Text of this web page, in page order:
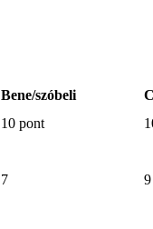
Bene/szóbeli
10 pont
7
9